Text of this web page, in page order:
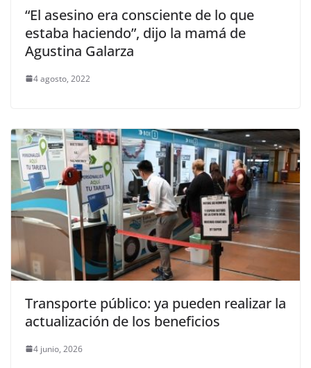
“El asesino era consciente de lo que
estaba haciendo”, dijo la mamá de
Agustina Galarza
4 agosto, 2022
Transporte público: ya pueden realizar la
actualización de los beneficios
4 junio, 2026